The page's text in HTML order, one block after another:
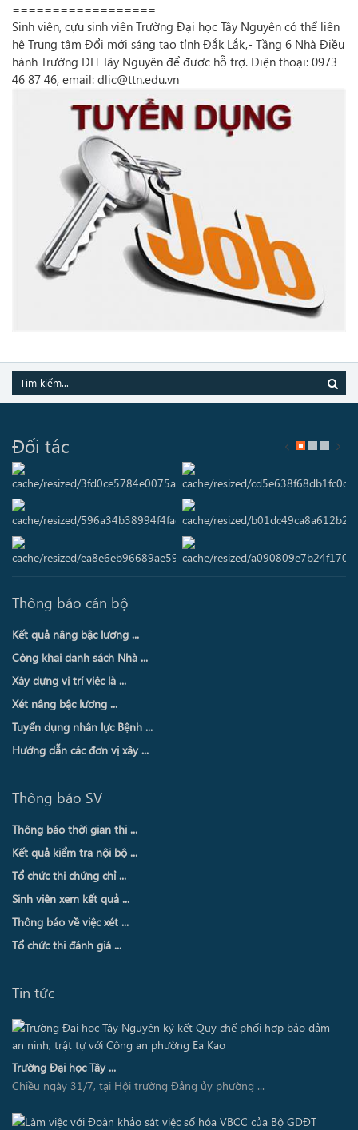
==================
Sinh viên, cựu sinh viên Trường Đại học Tây Nguyên có thể liên
hệ Trung tâm Đổi mới sáng tạo tỉnh Đắk Lắk,- Tầng 6 Nhà Điều
hành Trường ĐH Tây Nguyên để được hỗ trợ. Điện thoại: 0973
46 87 46, email: dlic@ttn.edu.vn
Đối tác
Thông báo cán bộ
Kết quả nâng bậc lương ...
Công khai danh sách Nhà ...
Xây dựng vị trí việc là ...
Xét nâng bậc lương ...
Tuyển dụng nhân lực Bệnh ...
Hướng dẫn các đơn vị xây ...
Thông báo SV
Thông báo thời gian thi ...
Kết quả kiểm tra nội bộ ...
Tổ chức thi chứng chỉ ...
Sinh viên xem kết quả ...
Thông báo về việc xét ...
Tổ chức thi đánh giá ...
Tin tức
Trường Đại học Tây ...
Chiều ngày 31/7, tại Hội trường Đảng ủy phường ...